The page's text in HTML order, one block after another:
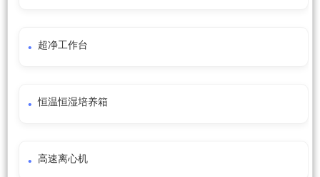
超净工作台
恒温恒湿培养箱
高速离心机